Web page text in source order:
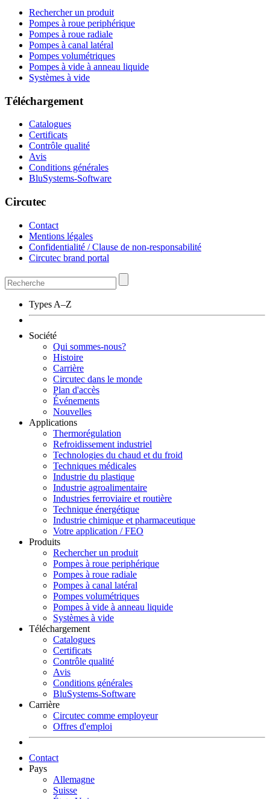
Rechercher un produit
Pompes à roue periphérique
Pompes à roue radiale
Pompes à canal latéral
Pompes volumétriques
Pompes à vide à anneau liquide
Systèmes à vide
Téléchargement
Catalogues
Certificats
Contrôle qualité
Avis
Conditions générales
BluSystems-Software
Circutec
Contact
Mentions légales
Confidentialité / Clause de non-responsabilité
Circutec brand portal
Types A–Z
Société
Qui sommes-nous?
Histoire
Carrière
Circutec dans le monde
Plan d'accès
Événements
Nouvelles
Applications
Thermorégulation
Refroidissement industriel
Technologies du chaud et du froid
Techniques médicales
Industrie du plastique
Industrie agroalimentaire
Industries ferroviaire et routière
Technique énergétique
Industrie chimique et pharmaceutique
Votre application / FEO
Produits
Rechercher un produit
Pompes à roue periphérique
Pompes à roue radiale
Pompes à canal latéral
Pompes volumétriques
Pompes à vide à anneau liquide
Systèmes à vide
Téléchargement
Catalogues
Certificats
Contrôle qualité
Avis
Conditions générales
BluSystems-Software
Carrière
Circutec comme employeur
Offres d'emploi
Contact
Pays
Allemagne
Suisse